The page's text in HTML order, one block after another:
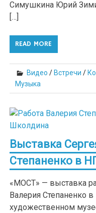
Симушкина Юрий
[…]
READ MORE
Видео / Встречи /
Музыка
Выставка
Степаненко в
«МОСТ» — выставка
Валерия Степаненко
художественном